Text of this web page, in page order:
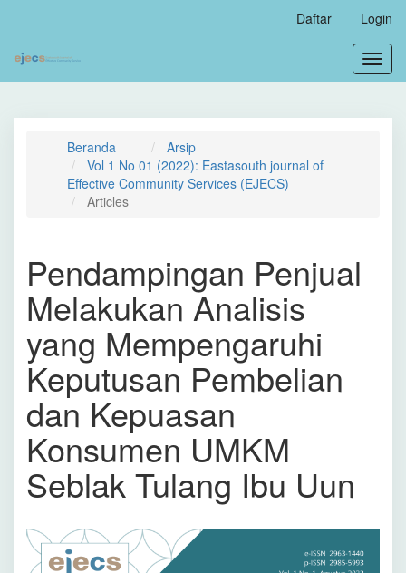
Utama
Bilah
Daftar Login
Beranda
Arsip
Vol 1 No 01 (2022): Eastasouth journal of
Effective Community Services (EJECS)
Articles
Pendampingan Penjual
Melakukan Analisis
yang Mempengaruhi
Keputusan Pembelian
dan Kepuasan
Konsumen UMKM
Seblak Tulang Ibu Uun
Bilah